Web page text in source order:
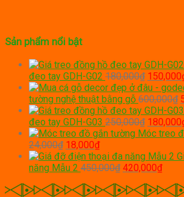
Sản phẩm nổi bật
đeo tay GDH-G02 180,000₫ Giá
gốc
là:
150,000
tường nghệ thuật bằng gỗ 600,000₫
đeo tay GDH-G03 250,000₫ Giá
gốc
180,000
Móc treo
24,000₫ Giá
gốc
là:
18,000₫Giá
hiện
tại
18,000₫.
năng Mẫu 2 450,000₫ Giá
là:
420,000₫Giá
tại